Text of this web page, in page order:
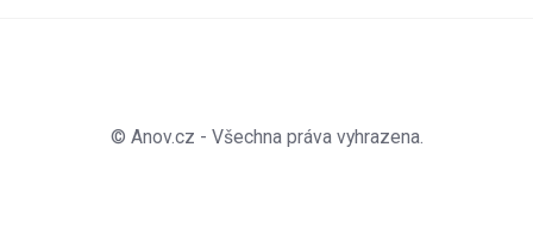
© Anov.cz - Všechna práva vyhrazena.